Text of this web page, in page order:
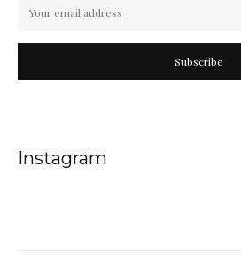
Subscribe
Instagram